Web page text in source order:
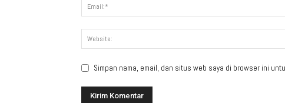
Simpan nama, email, dan situs web saya di browser ini